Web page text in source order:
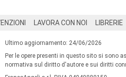
LAVORA CON NOI LIBRERIE
Ultimo aggiornamento: 24/06/2026
Per le opere presenti in questo sito si sono
normativa sul diritto d'autore e sui diritti